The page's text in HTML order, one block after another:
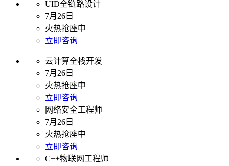
UID全链路设计
7月26日
火热抢座中
立即咨询
云计算全栈开发
7月26日
火热抢座中
立即咨询
网络安全工程师
7月26日
火热抢座中
立即咨询
C++物联网工程师